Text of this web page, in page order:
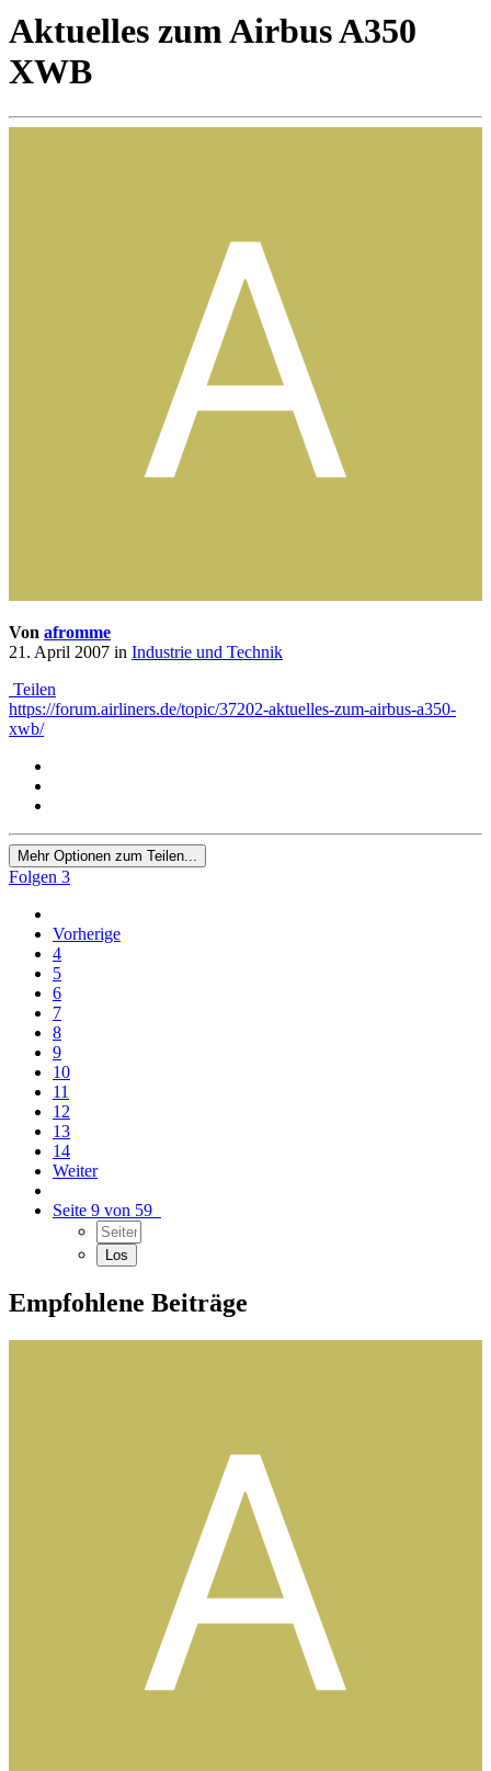
Aktuelles zum Airbus A350
XWB
Von afromme
21. April 2007 in Industrie und Technik
Teilen
https://forum.airliners.de/topic/37202-aktuelles-zum-airbus-a350-
xwb/
Mehr Optionen zum Teilen...
Folgen 3
Vorherige
4
5
6
7
8
9
10
11
12
13
14
Weiter
Seite 9 von 59
Empfohlene Beiträge